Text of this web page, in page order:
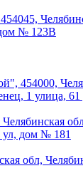
№ 123В
454000,
1 улица, 61
дом № 181
обл,